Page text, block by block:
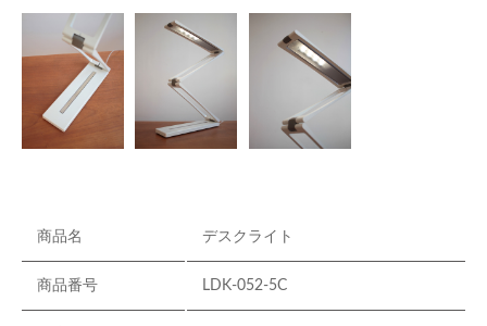
商品名 デスクライト
商品番号 LDK-052-5C